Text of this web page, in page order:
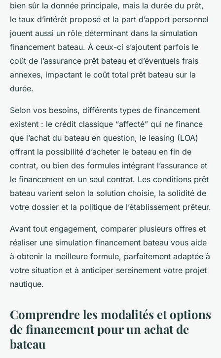
bien sûr la donnée principale, mais la durée du prêt,
le taux d’intérêt proposé et la part d’apport personnel
jouent aussi un rôle déterminant dans la simulation
financement bateau. À ceux-ci s’ajoutent parfois le
coût de l’assurance prêt bateau et d’éventuels frais
annexes, impactant le coût total prêt bateau sur la
durée.
Selon vos besoins, différents types de financement
existent : le crédit classique “affecté” qui ne finance
que l’achat du bateau en question, le leasing (LOA)
offrant la possibilité d’acheter le bateau en fin de
contrat, ou bien des formules intégrant l’assurance et
le financement en un seul contrat. Les conditions prêt
bateau varient selon la solution choisie, la solidité de
votre dossier et la politique de l’établissement prêteur.
Avant tout engagement, comparer plusieurs offres et
réaliser une simulation financement bateau vous aide
à obtenir la meilleure formule, parfaitement adaptée à
votre situation et à anticiper sereinement votre projet
nautique.
Comprendre les modalités et options
de financement pour un achat de
bateau